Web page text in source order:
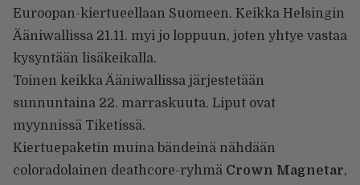
Euroopan-kiertueellaan Suomeen. Keikka Helsingin
Ääniwallissa 21.11. myi jo loppuun, joten yhtye vastaa
kysyntään lisäkeikalla.
Toinen keikka Ääniwallissa järjestetään
sunnuntaina 22. marraskuuta. Liput ovat
myynnissä Tiketissä.
Kiertuepaketin muina bändeinä nähdään
coloradolainen deathcore-ryhmä Crown Magnetar,